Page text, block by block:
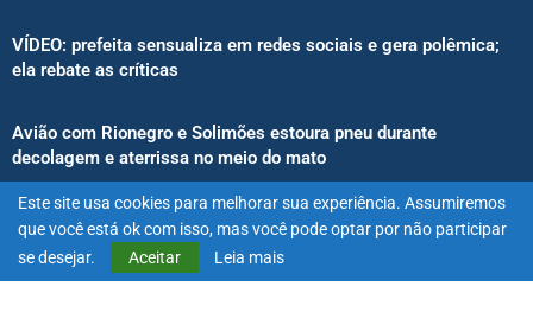
VÍDEO: prefeita sensualiza em redes sociais e gera polêmica;
ela rebate as críticas
Avião com Rionegro e Solimões estoura pneu durante
decolagem e aterrissa no meio do mato
Senado aprova proibição de atletas e influenciadores em
anúncios de bets
Este site usa cookies para melhorar sua experiência. Assumiremos
que você está ok com isso, mas você pode optar por não participar
se desejar.
Aceitar Leia mais